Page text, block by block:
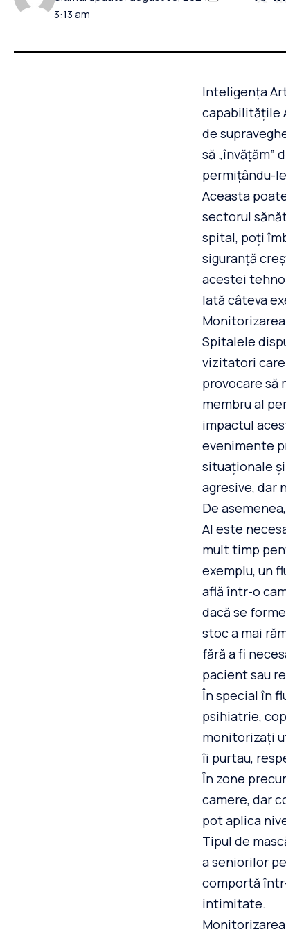
3:13 am
Inteligența
capabilitățile
de
să „învățăm”
permițându-
Aceasta
sectorul
spital, poți
siguranță
acestei
Iată câteva
Spitalele
vizitatori
provocare să
membru al
impactul
evenimente
situaționale
agresive, dar
De
AI este
mult timp
exemplu, un
află într-o
dacă se
stoc a mai
fără a fi
pacient sau
În special în
psihiatrie,
monitorizați
îi purtau,
În zone
camere, dar
pot aplica
Tipul de
a seniorilor
comportă
intimitate.